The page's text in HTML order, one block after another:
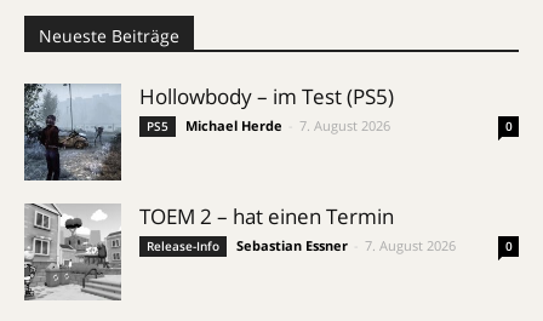
Neueste Beiträge
Hollowbody – im Test (PS5)
PS5 Michael Herde 7. August 2026 0
TOEM 2 – hat einen Termin
Release-Info Sebastian Essner 7. August 2026 0